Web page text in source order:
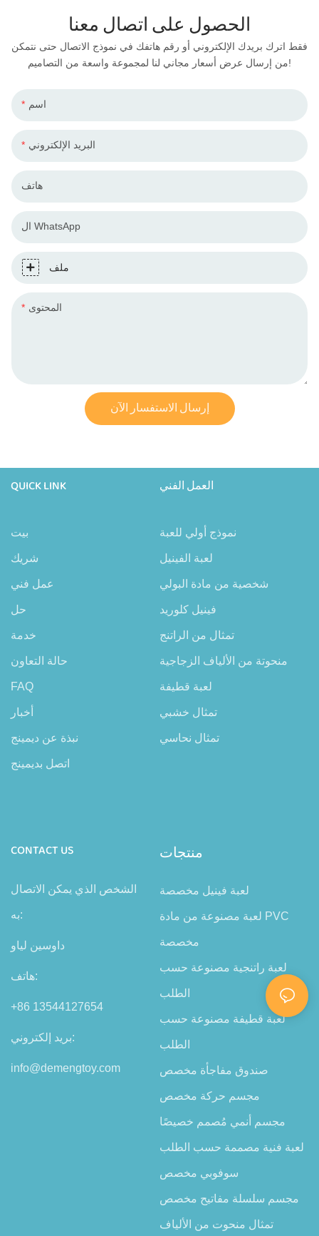
الحصول على اتصال معنا
فقط اترك بريدك الإلكتروني أو رقم هاتفك في نموذج الاتصال حتى نتمكن
من إرسال عرض أسعار مجاني لنا لمجموعة واسعة من التصاميم!
اسم
البريد الإلكتروني
هاتف
ال WhatsApp
ملف
المحتوى
إرسال الاستفسار الآن
QUICK LINK
بيت
شريك
عمل فني
حل
خدمة
حالة التعاون
FAQ
أخبار
نبذة عن ديمينج
اتصل بديمينج
العمل الفني
نموذج أولي للعبة
لعبة الفينيل
شخصية من مادة البولي
فينيل كلوريد
تمثال من الراتنج
منحوتة من الألياف الزجاجية
لعبة قطيفة
تمثال خشبي
تمثال نحاسي
CONTACT US
الشخص الذي يمكن الاتصال
به:
داوسين لياو
هاتف:
+86 13544127654
بريد إلكتروني:
info@demengtoy.com
منتجات
لعبة فينيل مخصصة
لعبة مصنوعة من مادة PVC
مخصصة
لعبة راتنجية مصنوعة حسب
الطلب
لعبة قطيفة مصنوعة حسب
الطلب
صندوق مفاجأة مخصص
مجسم حركة مخصص
مجسم أنمي مُصمم خصيصًا
لعبة فنية مصممة حسب الطلب
سوفوبي مخصص
مجسم سلسلة مفاتيح مخصص
تمثال منحوت من الألياف